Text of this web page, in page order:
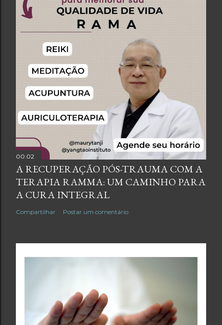
00:02
A RECUPERAÇÃO PÓS-TRAUMA COM A
TERAPIA RAMMA: UM CAMINHO PARA
A CURA INTEGRAL
Compartilhar Postar um comentário